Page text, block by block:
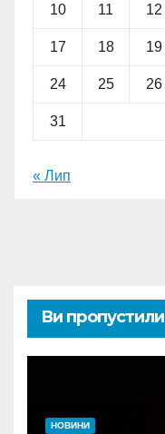
10 11 12
17 18 19
24 25 26
31
« Лип
Ви пропустили
НОВИНИ